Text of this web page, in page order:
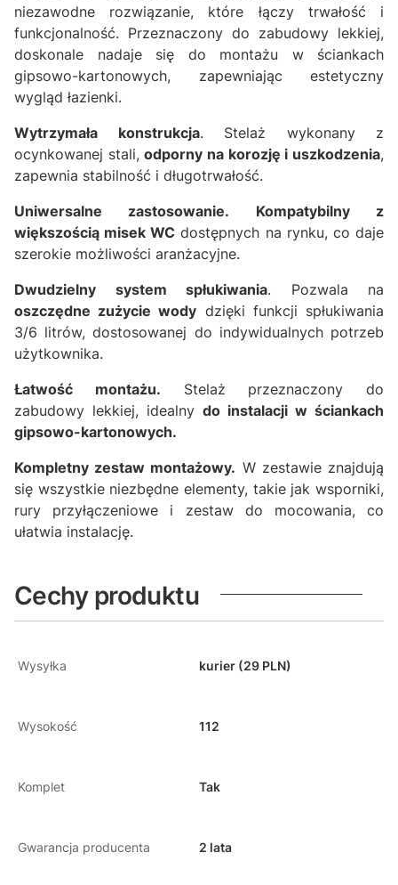
niezawodne rozwiązanie, które łączy trwałość i
funkcjonalność. Przeznaczony do zabudowy lekkiej,
doskonale nadaje się do montażu w ściankach
gipsowo-kartonowych, zapewniając estetyczny
wygląd łazienki.
Wytrzymała konstrukcja. Stelaż wykonany z
ocynkowanej stali,odporny na korozję i uszkodzenia,
zapewnia stabilność i długotrwałość.
Uniwersalne zastosowanie.
Kompatybilny z
większością misek WC dostępnych na rynku, co daje
szerokie możliwości aranżacyjne.
Dwudzielny system spłukiwania. Pozwala na
oszczędne zużycie wody dzięki funkcji spłukiwania
3/6 litrów, dostosowanej do indywidualnych potrzeb
użytkownika.
Łatwość montażu. Stelaż przeznaczony do
zabudowy lekkiej, idealny do instalacji w ściankach
gipsowo-kartonowych.
Kompletny zestaw montażowy. W zestawie znajdują
się wszystkie niezbędne elementy, takie jak wsporniki,
rury przyłączeniowe i zestaw do mocowania, co
ułatwia instalację.
Cechy produktu
Wysyłka kurier (29 PLN)
Wysokość 112
Komplet Tak
Gwarancja producenta 2 lata